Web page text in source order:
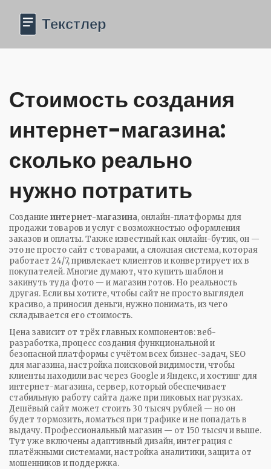
Стоимость создания
интернет-магазина:
сколько реально
нужно потратить
Создание интернет-магазина, онлайн-платформы для
продажи товаров и услуг с возможностью оформления
заказов и оплаты. Также известный как онлайн-бутик, он —
это не просто сайт с товарами, а сложная система, которая
работает 24/7, привлекает клиентов и конвертирует их в
покупателей.Многие думают, что купить шаблон и
закинуть туда фото — и магазин готов. Но реальность
другая. Если вы хотите, чтобы сайт не просто выглядел
красиво, а приносил деньги, нужно понимать, из чего
складывается его стоимость.
Цена зависит от трёх главных компонентов:веб-
разработка,процесс создания функциональной и
безопасной платформы с учётом всех бизнес-задач, SEO
для магазина,настройка поисковой видимости, чтобы
клиенты находили вас через Google и Яндекс, ихостинг для
интернет-магазина, сервер, который обеспечивает
стабильную работу сайта даже при пиковых нагрузках.
Дешёвый сайт может стоить 30 тысяч рублей — но он
будет тормозить, ломаться при трафике и не попадать в
выдачу. Профессиональный магазин — от 150 тысяч и выше.
Тут уже включены адаптивный дизайн, интеграция с
платёжными системами, настройка аналитики, защита от
мошенников и поддержка.